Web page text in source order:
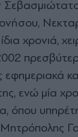
χρονιά,
ενώ μία
όπου
Μητρόπολης